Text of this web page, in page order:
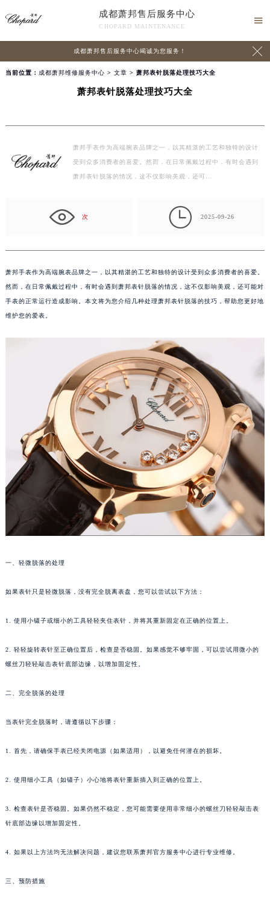
成都萧邦售后服务中心
CHOPARD MAINTENANCE

成都萧邦售后服务中心竭诚为您服务！ 
当前位置： 成都萧邦维修服务中心 > 文章 > 萧邦表针脱落处理技巧大全
萧邦表针脱落处理技巧大全
萧邦手表作为高端腕表品牌之一，以其精湛的工艺和独特的设计
受到众多消费者的喜爱。然而，在日常佩戴过程中，有时会遇到
萧邦表针脱落的情况，这不仅影响美观，还可…
次  2025-09-26
萧邦手表作为高端腕表品牌之一，以其精湛的工艺和独特的设计受到众多消费者的喜爱。
然而，在日常佩戴过程中，有时会遇到萧邦表针脱落的情况，这不仅影响美观，还可能对
手表的正常运行造成影响。本文将为您介绍几种处理萧邦表针脱落的技巧，帮助您更好地
维护您的爱表。
一、轻微脱落的处理
如果表针只是轻微脱落，没有完全脱离表盘，您可以尝试以下方法：
1. 使用小镊子或细小的工具轻轻夹住表针，并将其重新固定在正确的位置上。
2. 轻轻旋转表针至正确位置后，检查是否稳固。如果感觉不够牢固，可以尝试用微小的
螺丝刀轻轻敲击表针底部边缘，以增加固定性。
二、完全脱落的处理
当表针完全脱落时，请遵循以下步骤：
1. 首先，请确保手表已经关闭电源（如果适用），以避免任何潜在的损坏。
2. 使用细小工具（如镊子）小心地将表针重新插入到正确的位置上。
3. 检查表针是否稳固。如果仍然不稳定，您可能需要使用非常细小的螺丝刀轻轻敲击表
针底部边缘以增加固定性。
4. 如果以上方法均无法解决问题，建议您联系萧邦官方服务中心进行专业维修。
三、预防措施